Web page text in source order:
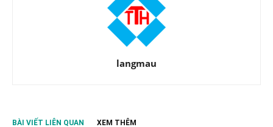
langmau
BÀI VIẾT LIÊN QUAN XEM THÊM